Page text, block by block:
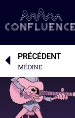
PRÉCÉDENT
MÉDINE